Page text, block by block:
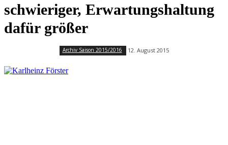
schwieriger, Erwartungshaltung
dafür größer
Archiv Saison 2015/2016 12. August 2015